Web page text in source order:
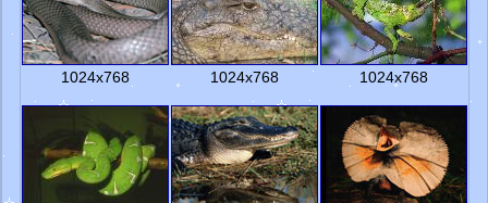
1024x768 1024x768 1024x768